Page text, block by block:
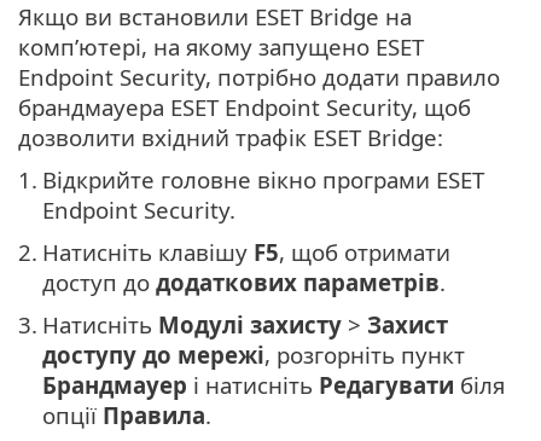
Якщо ви встановили ESET Bridge на
комп’ютері, на якому запущено ESET
Endpoint Security, потрібно додати правило
брандмауера ESET Endpoint Security, щоб
дозволити вхідний трафік ESET Bridge:
1. Відкрийте головне вікно програми ESET
Endpoint Security.
2. Натисніть клавішу F5, щоб отримати
доступ до додаткових параметрів.
3. Натисніть Модулі захисту > Захист
доступу до мережі, розгорніть пункт
Брандмауер і натисніть Редагувати біля
опції Правила.